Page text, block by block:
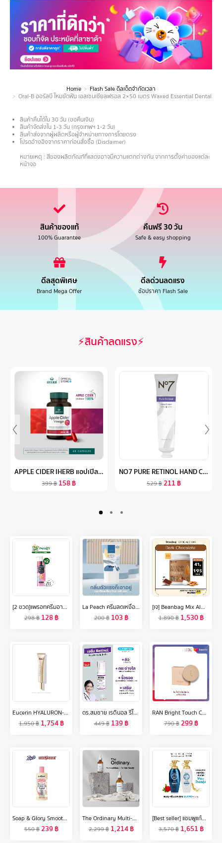
You are here: Home
Flash Sale ดีลเด็ดจำกัดเวลา
Oral-B ออรัลบี ไหมขัดฟัน เอสเซนเชียลฟรอส 2×50 เมตร Waxed Essential Dental
สินค้าคืนได้ใน 30 วัน (ขอคืนเงิน)
สินค้าจัดส่งใน 1-3 วัน (กรุงเทพฯ 1-2 วัน)
สินค้าส่งจากผู้ผลิตหรือผู้จำหน่ายทางการโดยตรง
โปรดอ้างอิงจากราคาก่อนสั่งซื้อ (Disclaimer)
หมายเหตุ : สีของผลิตภัณฑ์ที่แสดงอาจมีความแตกต่างกัน จากการตั้งค่าของแต่ละ
หน้าจอ
สินค้าของแท้
100% Guarantee
คืนฟรี 30 วัน
Safe & easy shopping
ดีลสุดพิเศษ
Brand Mega Offer
ดีลด่วนลดแรง
ช้อปราคา Flash Sale
⚡สินค้าลดแรง⚡
APPLE CIDER IHERB แอปเปิลไซเดอร์ วินีการ์ กระปุกละ 60 เม็ด ส่งฟรี IHERB ไขมันสะสม อ้วน อาหารเสริม แอปเปิ้ลไซเดอร์วีเนก้า 🍎 สูตรทานง่าย กลิ่นไม่ฉุน แอปเปิ้ล
399฿ 158฿
NO7 PURE RETINOL HAND CREAM 75ML นัมเบอร์เซเว่น เพียว เรตินอล แฮนด์ ครีม 75 มล.
529฿211 ฿
[2 ขวด]แพรอทครีมอาบน้ำ ออยล์อินบาธ เลิฟลี่ ยัง 400มล. [Bundle 2]Parrot Oil In Bath Oil Lovely Young 400 ML สบู่เหลว Liquid soap
298฿ 128฿
La Peach ครีมลดเหงื่อ และระงับกลิ่นกาย กลิ่น Original LaPeach ลาพีช
200฿ 103 ฿
[เจ] Beanbag Mix Almond Protein เครื่องดื่มโปรตีนอัลมอนด์และโปรตีนพืชรวม 5 ชนิด รส Dark Chocolate รสดาร์กช็อกโกแลต 800g
1,890฿ 1,530฿
Eucerin HYALURON-FILLER + ELASTICITY EYE CREAM SPF20 15 ML (ยูเซอริน ไฮยาลูรอน อายครีม บำรุงรอบดวงตา ลดเลือนริ้วรอย)
1,950฿ 1,754฿
ดร.สมชาย เรตินอล รีไวฟ์ เซรั่ม 20 กรัม Dr.Somchai Retinol Revive Serum
449฿ 139฿
RAN Bright Touch Cushion by Pom Vinij รัน ไบร์ท ทัช คุชชั่น บาย ป้อม วินิจ
790฿299฿
Soap & Glory Smooth Star Hydrating Body Washโซพ แอนด์ กลอรี่ สมูทตี้ สตาร์ ไฮเดรติ้ง บอดี้ วอช 500 มล.
550฿239฿
The Ordinary Multi-peptide Serum for Hair Density- 60m l[แพคคู่ 2pcs เอสเซ้นส์ทรีทเม้นต์บำรุงผมให้แข็งแรงและแข็งแรง
2,299฿ 1,214฿
[Best seller] แชมพูแก้ผมร่วง แทงกีโมรี สูตรแกลมโม Daeng Gi Meo Ri GLAMO Shampoo/Treatment400 ml ช่วยเพิ่มวอลลุ่ม สูตรอ่อนโยน (DG)
3,570฿ 1,651 ฿